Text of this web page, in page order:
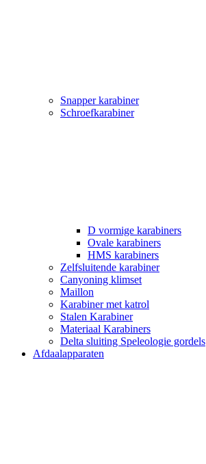
Snapper karabiner
Schroefkarabiner
D vormige karabiners
Ovale karabiners
HMS karabiners
Zelfsluitende karabiner
Canyoning klimset
Maillon
Karabiner met katrol
Stalen Karabiner
Materiaal Karabiners
Delta sluiting Speleologie gordels
Afdaalapparaten